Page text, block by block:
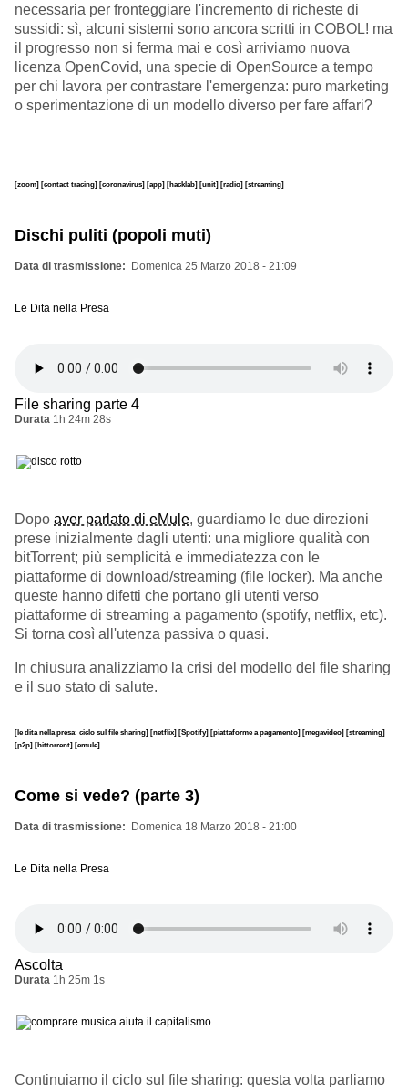
necessaria per fronteggiare l'incremento di richeste di
sussidi: sì, alcuni sistemi sono ancora scritti in COBOL! ma
il progresso non si ferma mai e così arriviamo nuova
licenza OpenCovid, una specie di OpenSource a tempo
per chi lavora per contrastare l'emergenza: puro marketing
o sperimentazione di un modello diverso per fare affari?
[zoom] [contact tracing] [coronavirus] [app] [hacklab] [unit] [radio] [streaming]
Dischi puliti (popoli muti)
Data di trasmissione Domenica 25 Marzo 2018 - 21:09
Le Dita nella Presa
File sharing parte 4
Durata 1h 24m 28s
Dopo aver parlato di eMule, guardiamo le due direzioni
prese inizialmente dagli utenti: una migliore qualità con
bitTorrent; più semplicità e immediatezza con le
piattaforme di download/streaming (file locker). Ma anche
queste hanno difetti che portano gli utenti verso
piattaforme di streaming a pagamento (spotify, netflix, etc).
Si torna così all'utenza passiva o quasi.
In chiusura analizziamo la crisi del modello del file sharing
e il suo stato di salute.
[le dita nella presa: ciclo sul file sharing] [netflix] [Spotify] [piattaforme a pagamento] [megavideo] [streaming]
[p2p] [bittorrent] [emule]
Come si vede? (parte 3)
Data di trasmissione Domenica 18 Marzo 2018 - 21:00
Le Dita nella Presa
Ascolta
Durata 1h 25m 1s
Continuiamo il ciclo sul file sharing: questa volta parliamo